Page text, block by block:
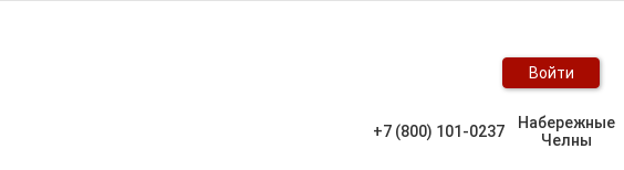
Войти
+7 (800) 101-0237
Набережные
Челны